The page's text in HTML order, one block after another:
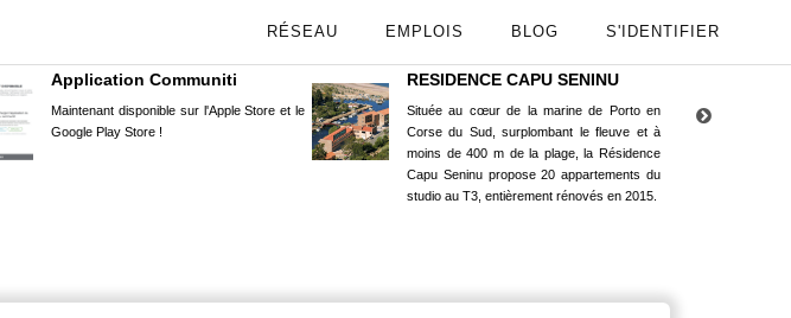
RÉSEAU EMPLOIS BLOG S'IDENTIFIER
Application Communiti
Maintenant disponible sur l'Apple Store et le
Google Play Store !
RESIDENCE CAPU SENINU
Située au cœur de la marine de Porto en
Corse du Sud, surplombant le fleuve et à
moins de 400 m de la plage, la Résidence
Capu Seninu propose 20 appartements du
studio au T3, entièrement rénovés en 2015.